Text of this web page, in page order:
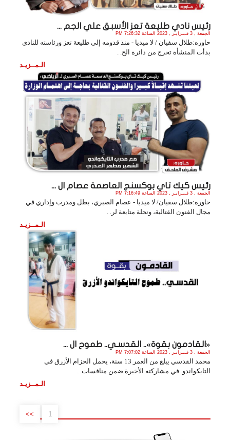
رئيس نادي طليعة تعز الأسبق علي الجم ...
الجمعة , 3 فـبـرايـر , 2023 الساعة 7:26:32 PM
حاوره:طلال سفيان / لا ميديا - منذ قدومه إلى طليعة تعز ورئاسته للنادي
بدأت المنشأة تخرج من دائرة الح. .
الـمــزيـد
رئيس كيك تاي بوكسنج العاصمة عصام ال ...
الجمعة , 3 فـبـرايـر , 2023 الساعة 7:16:49 PM
حاوره:طلال سفيان/ لا ميديا - عصام الصبري، بطل ومدرب وإداري في
مجال الفنون القتالية، ونحلة متابعة لر. .
الـمــزيـد
«القادمون بقوة».. القدسـي.. طموح ال ...
الجمعة , 3 فـبـرايـر , 2023 الساعة 7:07:02 PM
محمد القدسي يبلغ من العمر 13 سنة، يحمل الحزام الأزرق في
التايكواندو. في مشاركته الأخيرة ضمن منافسات. .
الـمــزيـد
1
>>